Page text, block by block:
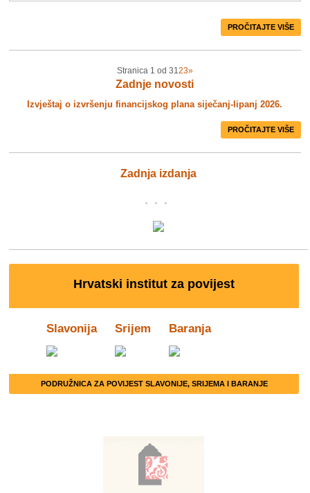
PROČITAJTE VIŠE
Stranica 1 od 3123»
Zadnje novosti
Izvještaj o izvršenju financijskog plana siječanj-lipanj 2026.
PROČITAJTE VIŠE
Zadnja izdanja
Hrvatski institut za povijest
Slavonija Srijem Baranja
PODRUŽNICA ZA POVIJEST SLAVONIJE, SRIJEMA I BARANJE